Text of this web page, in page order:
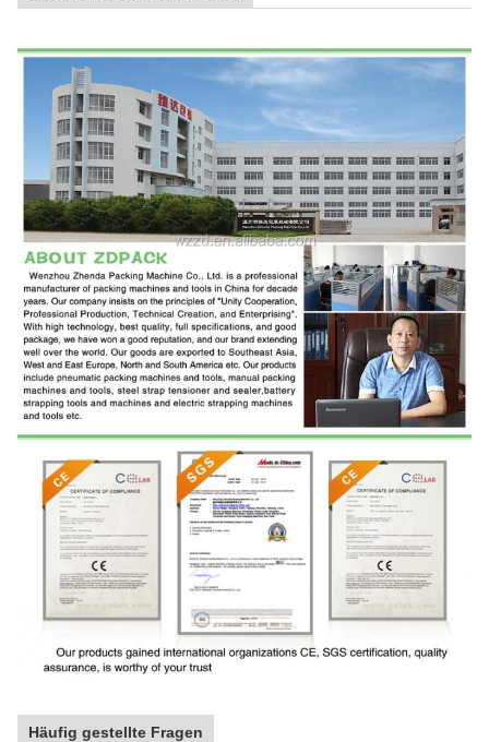
Häufig gestellte Fragen